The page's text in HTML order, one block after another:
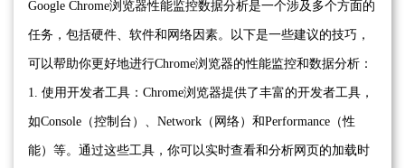
Google Chrome浏览器性能监控数据分析是一个涉及多个方面的
任务，包括硬件、软件和网络因素。以下是一些建议的技巧，
可以帮助你更好地进行Chrome浏览器的性能监控和数据分析：
1. 使用开发者工具：Chrome浏览器提供了丰富的开发者工具，
如Console（控制台）、Network（网络）和Performance（性
能）等。通过这些工具，你可以实时查看和分析网页的加载时